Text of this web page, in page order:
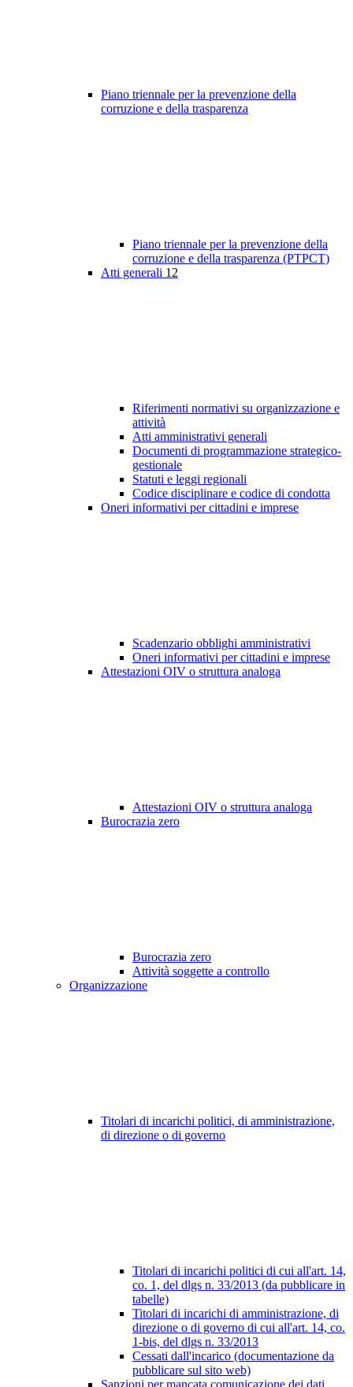
Piano triennale per la prevenzione della
corruzione e della trasparenza
Piano triennale per la prevenzione della
corruzione e della trasparenza (PTPCT)
Atti generali 12
Riferimenti normativi su organizzazione e
attività
Atti amministrativi generali
Documenti di programmazione strategico-
gestionale
Statuti e leggi regionali
Codice disciplinare e codice di condotta
Oneri informativi per cittadini e imprese
Scadenzario obblighi amministrativi
Oneri informativi per cittadini e imprese
Attestazioni OIV o struttura analoga
Attestazioni OIV o struttura analoga
Burocrazia zero
Burocrazia zero
Attività soggette a controllo
Organizzazione
Titolari di incarichi politici, di amministrazione,
di direzione o di governo
Titolari di incarichi politici di cui all'art. 14,
co. 1, del dlgs n. 33/2013 (da pubblicare in
tabelle)
Titolari di incarichi di amministrazione, di
direzione o di governo di cui all'art. 14, co.
1-bis, del dlgs n. 33/2013
Cessati dall'incarico (documentazione da
pubblicare sul sito web)